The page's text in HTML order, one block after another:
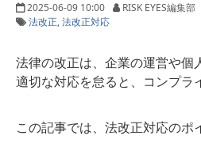
2025-06-09 10:00 RISK EYES編集部
法改正 法改正対応
法律の改正は、企業の運営や個
適切な対応を怠ると、コンプラ
この記事では、法改正対応のポ